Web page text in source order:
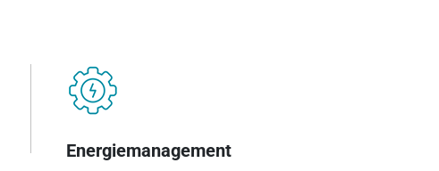
Energiemanagement